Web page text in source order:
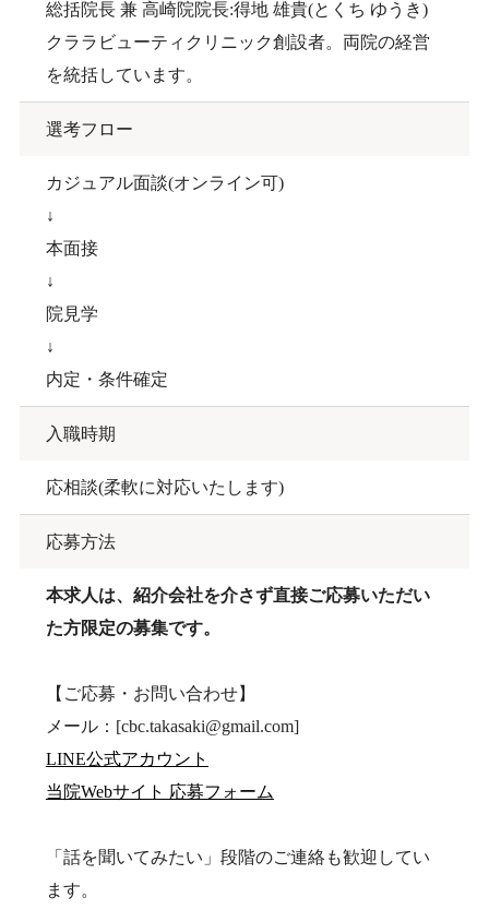
総括院長 兼 高崎院院長:得地 雄貴(とくち ゆうき)
クララビューティクリニック創設者。両院の経営
を統括しています。
選考フロー
カジュアル面談(オンライン可)
↓
本面接
↓
院見学
↓
内定・条件確定
入職時期
応相談(柔軟に対応いたします)
応募方法
本求人は、紹介会社を介さず直接ご応募いただい
た方限定の募集です。
【ご応募・お問い合わせ】
メール：[cbc.takasaki@gmail.com]
LINE公式アカウント
当院Webサイト 応募フォーム
「話を聞いてみたい」段階のご連絡も歓迎してい
ます。